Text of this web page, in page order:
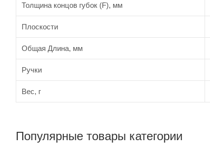
Толщина концов губок (F), мм
Плоскости
Общая Длина, мм
Ручки
Вес, г
Популярные товары категории